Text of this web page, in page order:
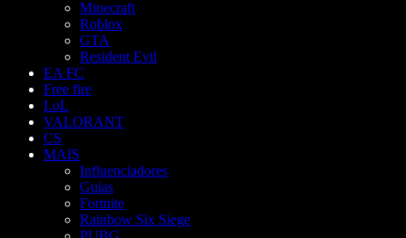
Minecraft
Roblox
GTA
Resident Evil
EA FC
Free fire
LoL
VALORANT
CS
MAIS
Influenciadores
Guias
Fortnite
Rainbow Six Siege